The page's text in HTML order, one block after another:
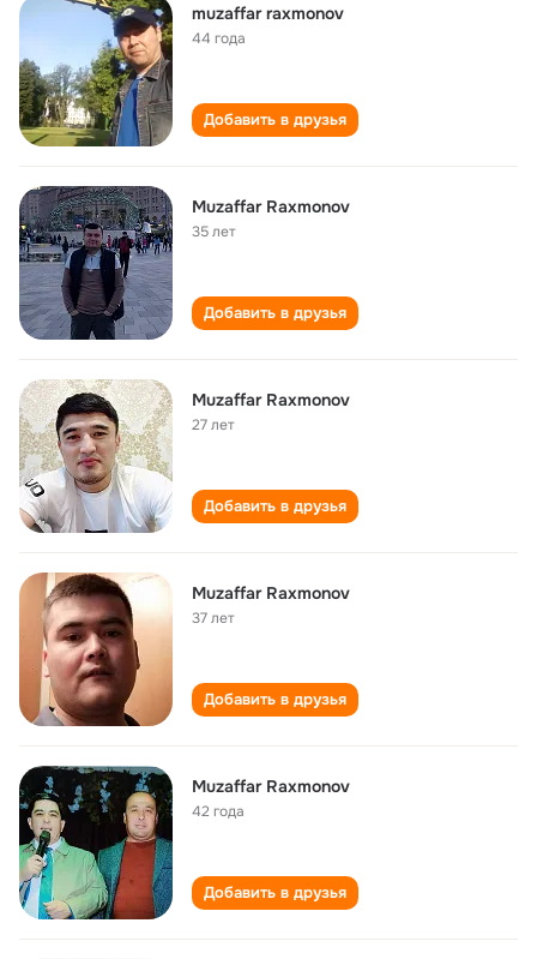
muzaffar raxmonov
44 года
Добавить в друзья
Muzaffar Raxmonov
35 лет
Добавить в друзья
Muzaffar Raxmonov
27 лет
Добавить в друзья
Muzaffar Raxmonov
37 лет
Добавить в друзья
Muzaffar Raxmonov
42 года
Добавить в друзья